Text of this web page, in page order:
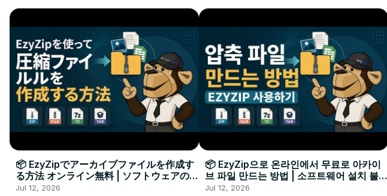
📦 EzyZipでアーカイブファイルを作成す
る方法 オンライン無料 | ソフトウェアのイ
ンストール不要
Jul 12, 2026
📦 EzyZip으로 온라인에서 무료로 아카이
브 파일 만드는 방법 | 소프트웨어 설치 불필
요
Jul 12, 2026